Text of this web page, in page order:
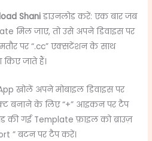
Shaniडाउनलोड करें: एक बार जब
मिल जाए, तो उसे अपने डिवाइस पर
पर “.cc” एक्सटेंशन के साथ
जाते हैं।
खोलें अपने मोबाइल डिवाइस पर
बनाने के लिए “+” आइकन पर टैप
की गई Template फ़ाइल को ब्राउज़
” बटन पर टैप करें।